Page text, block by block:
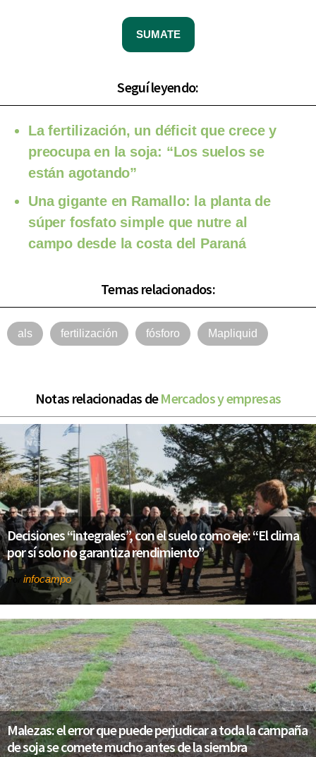
SUMATE
Seguí leyendo:
La fertilización, un déficit que crece y
preocupa en la soja: “Los suelos se
están agotando”
Una gigante en Ramallo: la planta de
súper fosfato simple que nutre al
campo desde la costa del Paraná
Temas relacionados:
als fertilización fósforo Mapliquid
Notas relacionadas deMercados y empresas
Decisiones “integrales”, con el suelo como eje: “El clima
por sí solo no garantiza rendimiento”
Por infocampo
Malezas: el error que puede perjudicar a toda la campaña
de soja se comete mucho antes de la siembra